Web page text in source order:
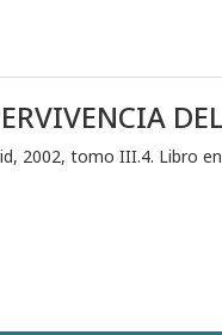
2002, tomo III.4. Libro